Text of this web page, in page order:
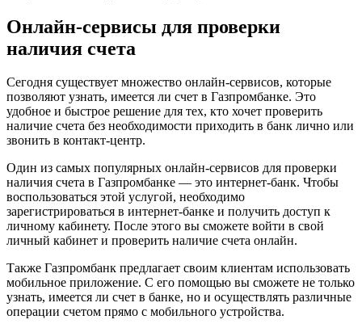
Онлайн-сервисы для проверки
наличия счета
Сегодня существует множество онлайн-сервисов, которые
позволяют узнать, имеется ли счет в Газпромбанке. Это
удобное и быстрое решение для тех, кто хочет проверить
наличие счета без необходимости приходить в банк лично или
звонить в контакт-центр.
Один из самых популярных онлайн-сервисов для проверки
наличия счета в Газпромбанке — это интернет-банк. Чтобы
воспользоваться этой услугой, необходимо
зарегистрироваться в интернет-банке и получить доступ к
личному кабинету. После этого вы сможете войти в свой
личный кабинет и проверить наличие счета онлайн.
Также Газпромбанк предлагает своим клиентам использовать
мобильное приложение. С его помощью вы сможете не только
узнать, имеется ли счет в банке, но и осуществлять различные
операции счетом прямо с мобильного устройства.